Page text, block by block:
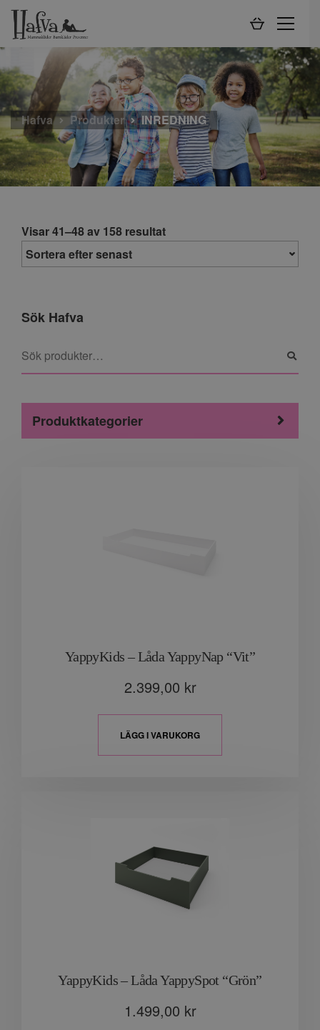
Hafva Produkter INREDNING
Visar 41–48 av 158 resultat
Sök Hafva
Produktkategorier
YappyKids – Låda YappyNap “Vit”
2.399,00 kr
LÄGG I VARUKORG
YappyKids – Låda YappySpot “Grön”
1.499,00 kr